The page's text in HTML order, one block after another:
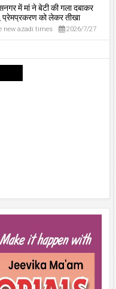
में मां ने बेटी की गला दबाकर
प्रेमप्रकरण को लेकर तीखा
new azadi times 2026/7/27